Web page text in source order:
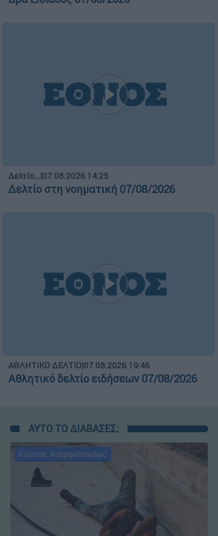
Δελτίο...|07.08.2026 14:25
Δελτίο στη νοηματική 07/08/2026
ΑΘΛΗΤΙΚΟ ΔΕΛΤΙΟ|07.08.2026 19:46
Αθλητικό δελτίο ειδήσεων 07/08/2026
ΑΥΤΟ ΤΟ ΔΙΑΒΑΣΕΣ;
Κώστας Ασημακόπουλος